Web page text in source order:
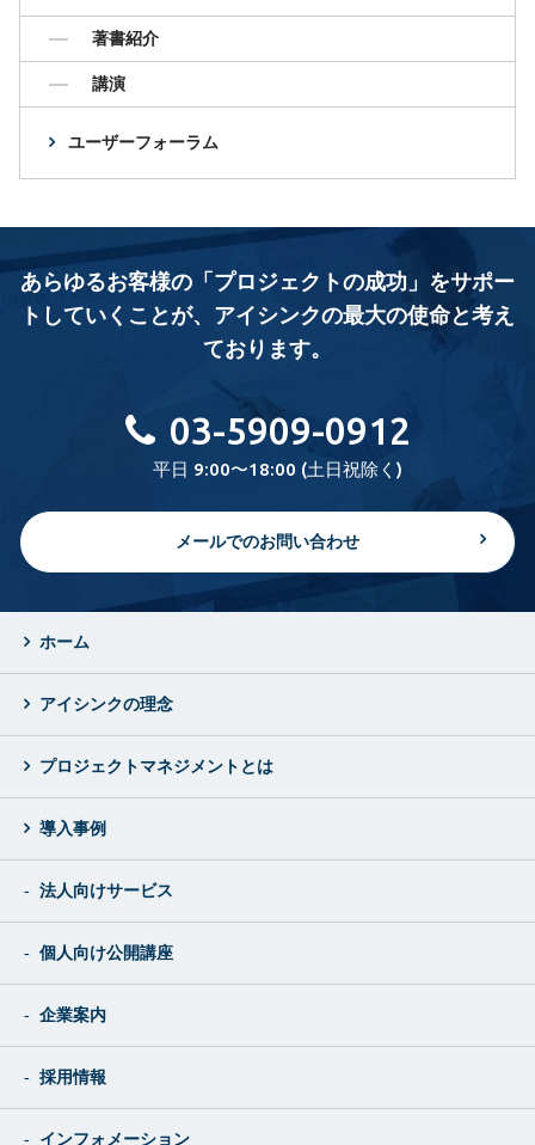
著書紹介
講演
ユーザーフォーラム
あらゆるお客様の「プロジェクトの成功」をサポー
トしていくことが、 アイシンクの最大の使命と考え
ております。
03-5909-0912
平日 9:00〜18:00 (土日祝除く)
メールでのお問い合わせ
ホーム
アイシンクの理念
プロジェクトマネジメントとは
導入事例
法人向けサービス
個人向け公開講座
企業案内
採用情報
インフォメーション